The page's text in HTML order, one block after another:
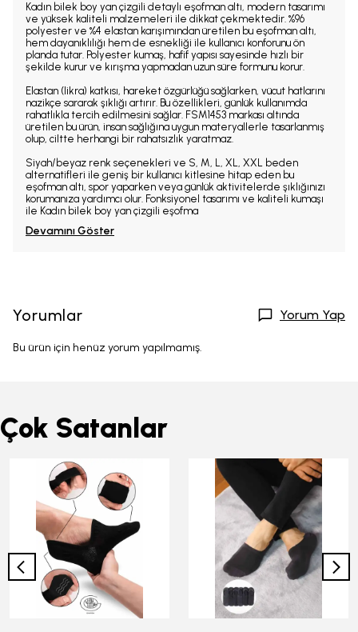
Kadın bilek boy yan çizgili detaylı eşofman altı, modern tasarımı
ve yüksek kaliteli malzemeleri ile dikkat çekmektedir. %96
polyester ve %4 elastan karışımından üretilen bu eşofman altı,
hem dayanıklılığı hem de esnekliği ile kullanıcı konforunu ön
planda tutar. Polyester kumaş, hafif yapısı sayesinde hızlı bir
şekilde kurur ve kırışma yapmadan uzun süre formunu korur.
Elastan (likra) katkısı, hareket özgürlüğü sağlarken, vücut hatlarını
nazikçe sararak şıklığı artırır. Bu özellikleri, günlük kullanımda
rahatlıkla tercih edilmesini sağlar. FSM1453 markası altında
üretilen bu ürün, insan sağlığına uygun materyallerle tasarlanmış
olup, ciltte herhangi bir rahatsızlık yaratmaz.
Siyah/beyaz renk seçenekleri ve S, M, L, XL, XXL beden
alternatifleri ile geniş bir kullanıcı kitlesine hitap eden bu
eşofman altı, spor yaparken veya günlük aktivitelerde şıklığınızı
korumanıza yardımcı olur. Fonksiyonel tasarımı ve kaliteli kumaşı
ile Kadın bilek boy yan çizgili eşofma
Devamını Göster
Yorumlar Yorum Yap
Bu ürün için henüz yorum yapılmamış.
Çok Satanlar